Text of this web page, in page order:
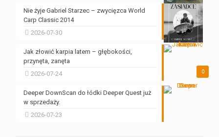
Nie żyje Gabriel Starzec – zwycięzca World
Carp Classic 2014
2026-07-30
0
Jak złowić karpia latem – głębokości,
przynęta, zanęta
2026-07-24
Deeper DownScan do łódki Deeper Quest już
w sprzedaży.
2026-07-23